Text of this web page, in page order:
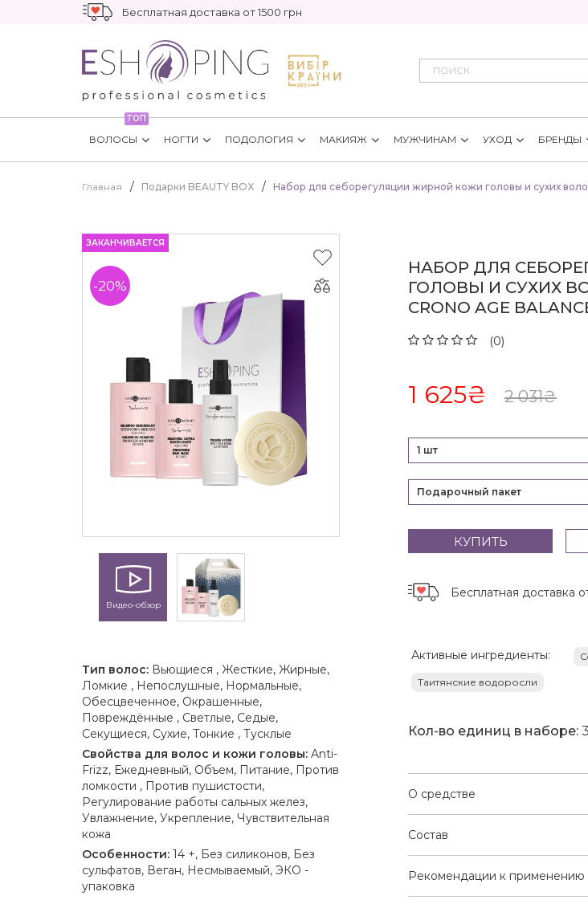
Бесплатная доставка от 1500 грн
ТОП
ВОЛОСЫ НОГТИ ПОДОЛОГИЯ МАКИЯЖ МУЖЧИНАМ УХОД БРЕНДЫ
Главная Подарки BEAUTY BOX Набор для себорегуляции жирной кожи головы и сухих
ЗАКАНЧИВАЕТСЯ
-20%
Видео-обзор
Тип волос: Вьющиеся , Жесткие, Жирные,
Ломкие , Непослушные, Нормальные,
Обесцвеченное, Окрашенные,
Повреждённые , Светлые, Седые,
Секущиеся, Сухие, Тонкие , Тусклые
Свойства для волос и кожи головы: Anti-
Frizz, Ежедневный, Объем, Питание, Против
ломкости , Против пушистости,
Регулирование работы сальных желез,
Увлажнение, Укрепление, Чувствительная
кожа
Особенности: 14 +, Без силиконов, Без
сульфатов, Веган, Несмываемый, ЭКО -
упаковка
НАБОР ДЛЯ
ГОЛОВЫ И СУХИХ
CRONO AGE
(0)
2 031₴
1 625₴
1 шт
Подарочный пакет
КУПИТЬ
Бесплатная доставка
Активные ингредиенты:
Таитянские водоросли
Кол-во единиц в наборе: 3
О средстве
Состав
Рекомендации к применению